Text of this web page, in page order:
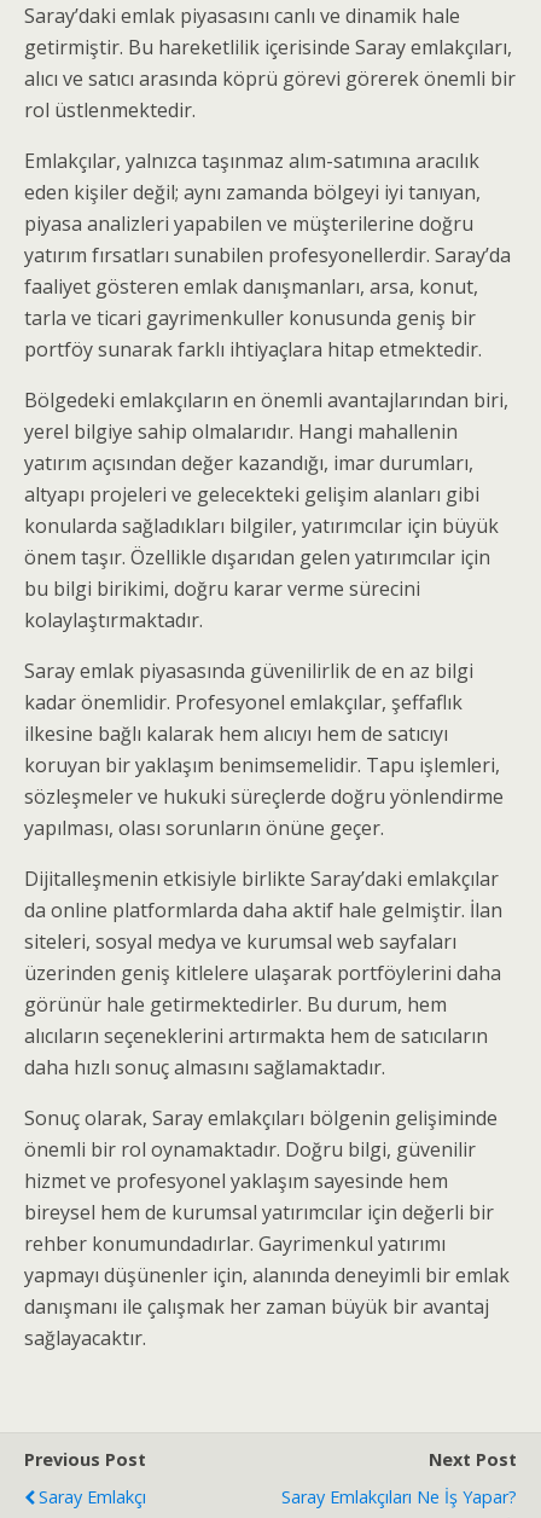
Saray’daki emlak piyasasını canlı ve dinamik hale
getirmiştir. Bu hareketlilik içerisinde Saray emlakçıları,
alıcı ve satıcı arasında köprü görevi görerek önemli bir
rol üstlenmektedir.
Emlakçılar, yalnızca taşınmaz alım-satımına aracılık
eden kişiler değil; aynı zamanda bölgeyi iyi tanıyan,
piyasa analizleri yapabilen ve müşterilerine doğru
yatırım fırsatları sunabilen profesyonellerdir. Saray’da
faaliyet gösteren emlak danışmanları, arsa, konut,
tarla ve ticari gayrimenkuller konusunda geniş bir
portföy sunarak farklı ihtiyaçlara hitap etmektedir.
Bölgedeki emlakçıların en önemli avantajlarından biri,
yerel bilgiye sahip olmalarıdır. Hangi mahallenin
yatırım açısından değer kazandığı, imar durumları,
altyapı projeleri ve gelecekteki gelişim alanları gibi
konularda sağladıkları bilgiler, yatırımcılar için büyük
önem taşır. Özellikle dışarıdan gelen yatırımcılar için
bu bilgi birikimi, doğru karar verme sürecini
kolaylaştırmaktadır.
Saray emlak piyasasında güvenilirlik de en az bilgi
kadar önemlidir. Profesyonel emlakçılar, şeffaflık
ilkesine bağlı kalarak hem alıcıyı hem de satıcıyı
koruyan bir yaklaşım benimsemelidir. Tapu işlemleri,
sözleşmeler ve hukuki süreçlerde doğru yönlendirme
yapılması, olası sorunların önüne geçer.
Dijitalleşmenin etkisiyle birlikte Saray’daki emlakçılar
da online platformlarda daha aktif hale gelmiştir. İlan
siteleri, sosyal medya ve kurumsal web sayfaları
üzerinden geniş kitlelere ulaşarak portföylerini daha
görünür hale getirmektedirler. Bu durum, hem
alıcıların seçeneklerini artırmakta hem de satıcıların
daha hızlı sonuç almasını sağlamaktadır.
Sonuç olarak, Saray emlakçıları bölgenin gelişiminde
önemli bir rol oynamaktadır. Doğru bilgi, güvenilir
hizmet ve profesyonel yaklaşım sayesinde hem
bireysel hem de kurumsal yatırımcılar için değerli bir
rehber konumundadırlar. Gayrimenkul yatırımı
yapmayı düşünenler için, alanında deneyimli bir emlak
danışmanı ile çalışmak her zaman büyük bir avantaj
sağlayacaktır.
Previous Post
Saray Emlakçı
Next Post
Saray Emlakçıları Ne İş Yapar?